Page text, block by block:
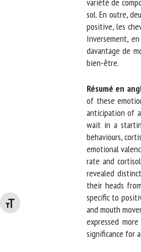
Changer la taille de la police
sol. En outre,
positive, les
Inversement,
davantage de
bien-être.
Résumé en
of these
anticipation of
wait in a
behaviours,
emotional
rate and
revealed
their heads
specific to
and mouth
expressed
significance for